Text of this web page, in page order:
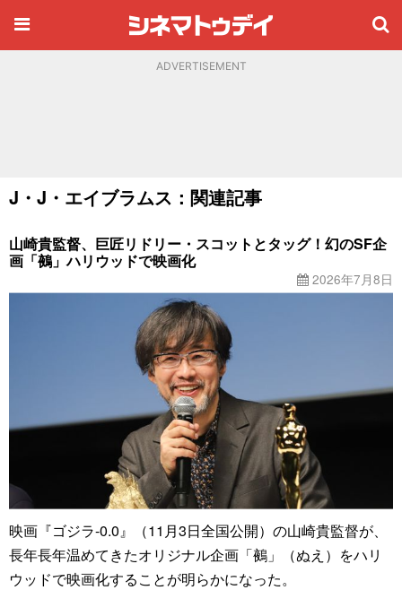
ADVERTISEMENT
J・J・エイブラムス：関連記事
山崎貴監督、巨匠リドリー・スコットとタッグ！幻のSF企
画「鵺」ハリウッドで映画化
2026年7月8日
映画『ゴジラ-0.0』（11月3日全国公開）の山崎貴監督が、
長年長年温めてきたオリジナル企画「鵺」（ぬえ）をハリ
ウッドで映画化することが明らかになった。